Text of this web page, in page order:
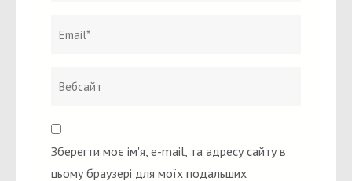
Зберегти моє ім'я, e-mail, та адресу сайту в
цьому браузері для моїх подальших